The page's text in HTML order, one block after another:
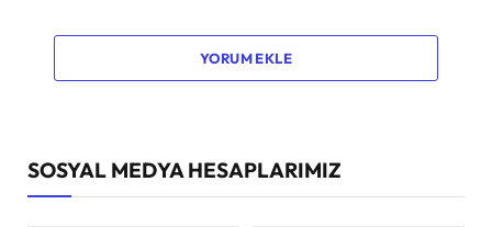
YORUM EKLE
SOSYAL MEDYA HESAPLARIMIZ